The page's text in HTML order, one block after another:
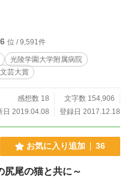
位 / 9,591件
光陵学園大学附属病院
芸大賞
感想数 18
文字数 154,906
日 2019.04.08
登録日 2017.12.18
お気に入り追加 36
尾の猫と共に～